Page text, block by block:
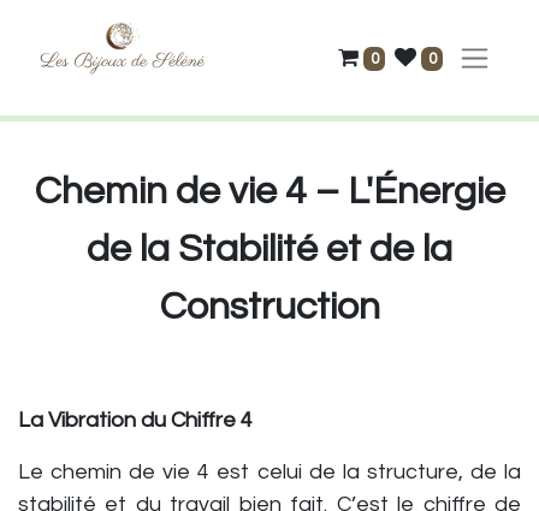
0 0
Chemin de vie 4 – L'Énergie
de la Stabilité et de la
Construction
La Vibration du Chiffre 4
Le chemin de vie 4 est celui de la structure, de la
stabilité et du travail bien fait. C’est le chiffre de